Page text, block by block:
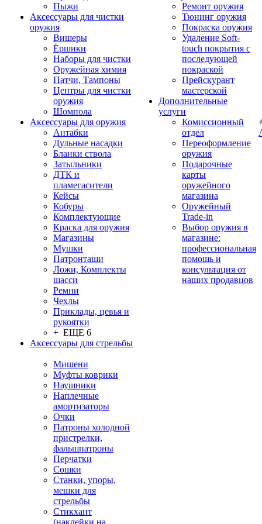
Пыжи
Аксессуары для чистки
оружия
Вишеры
Ёршики
Наборы для чистки
Оружейная химия
Патчи, Тампоны
Центры для чистки
оружия
Шомпола
Аксессуары для оружия
Антабки
Дульные насадки
Бланки ствола
Затыльники
ДТК и
пламегасители
Кейсы
Кобуры
Комплектующие
Краска для оружия
Магазины
Мушки
Патронташи
Ложи, Комплекты
шасси
Ремни
Чехлы
Приклады, цевья и
рукоятки
+ ЕЩЕ 6
Аксессуары для стрельбы
Мишени
Муфты коврики
Наушники
Наплечные
амортизаторы
Очки
Патроны холодной
пристрелки,
фальшпатроны
Перчатки
Сошки
Станки, упоры,
мешки для
стрельбы
Стикхант
(наклейки на
Ремонт оружия
Тюнинг оружия
Покраска оружия
Удаление Soft-
touch покрытия с
последующей
покраской
Прейскурант
мастерской
Дополнительные
услуги
Комиссионный
отдел
Переоформление
оружия
Подарочные
карты
оружейного
магазина
Оружейный
Trade-in
Выбор оружия в
магазине:
профессиональная
помощь и
консультация от
наших продавцов